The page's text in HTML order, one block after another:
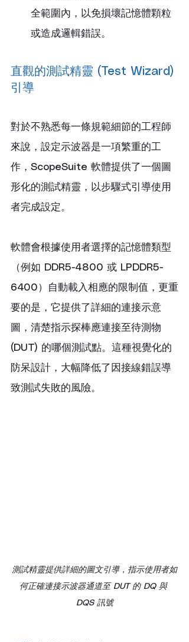
全範圍內，以免損壞記憶體顆粒
或造成邏輯錯誤。
直觀的測試精靈 (Test Wizard)
引導
對於不熟悉每一條規範細節的工程師
來說，設定示波器是一項繁重的工
作，ScopeSuite 軟體提供了一個圖
形化的測試精靈，以步驟式引導使用
者完成設定。
軟體會根據使用者選擇的記憶體類型
（例如 DDR5-4800 或 LPDDR5-
6400）自動載入相應的限制值，更重
要的是，它提供了詳細的連接示意
圖，清楚指示探棒應連接至待測物
(DUT) 的哪個測試點。這種視覺化的
防呆設計，大幅降低了因接線錯誤導
致測試失敗的風險。
測試精靈提供詳細的圖文引導，指示使用者如
何正確連接示波器通道至 DUT 的 DQ 與
DQS 訊號